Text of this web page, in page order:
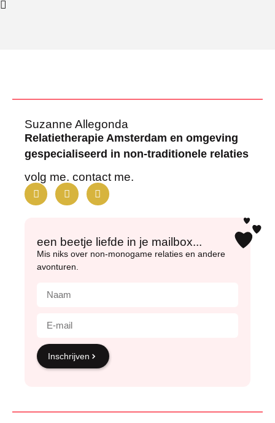
Suzanne Allegonda
Relatietherapie Amsterdam en omgeving
gespecialiseerd in non-traditionele relaties
volg me. contact me.
een beetje liefde in je mailbox...
Mis niks over non-monogame relaties en andere
avonturen.
Inschrijven